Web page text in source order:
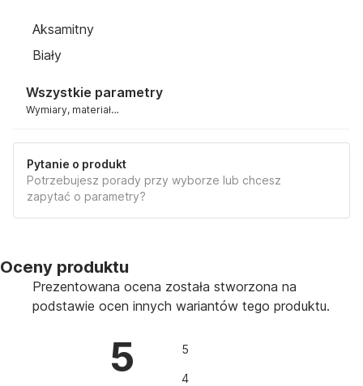
Niemieckie Stowarzyszenie do spraw jakości mebli.
wyrafinowanym stylem. Są zaprojektowane w duchu
Aksamitny
Biały
Wszystkie parametry
Wymiary, materiał…
Pytanie o produkt
Potrzebujesz porady przy wyborze lub chcesz
zapytać o parametry?
Oceny produktu
Prezentowana ocena została stworzona na
podstawie ocen innych wariantów tego produktu.
5 5
4